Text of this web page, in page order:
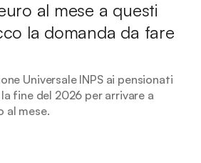
al mese a questi
la domanda da fare
Universale INPS ai pensionati
fine del 2026 per arrivare a
al mese.